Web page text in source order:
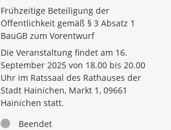
Frühzeitige Beteiligung der
Öffentlichkeit gemäß § 3 Absatz 1
BauGB zum Vorentwurf
Die Veranstaltung findet am 16.
September 2025 von 18.00 bis 20.00
Uhr im Ratssaal des Rathauses der
Stadt Hainichen, Markt 1, 09661
Hainichen statt.
StatusBeendet